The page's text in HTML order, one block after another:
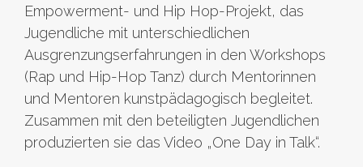
Empowerment- und Hip Hop-Projekt, das
Jugendliche mit unterschiedlichen
Ausgrenzungserfahrungen in den Workshops
(Rap und Hip-Hop Tanz) durch Mentorinnen
und Mentoren kunstpädagogisch begleitet.
Zusammen mit den beteiligten Jugendlichen
produzierten sie das Video „One Day in Talk“.